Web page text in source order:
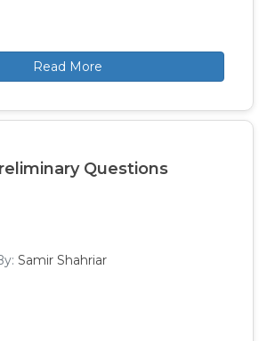
Read More
Questions
Samir Shahriar